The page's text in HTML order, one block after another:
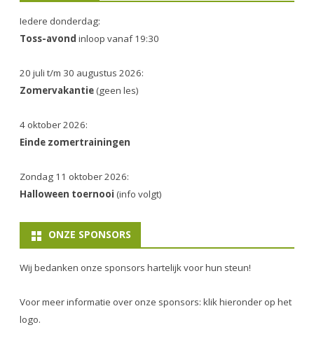
Iedere donderdag:
Toss-avond inloop vanaf 19:30
20 juli t/m 30 augustus 2026:
Zomervakantie(geen les)
4 oktober 2026:
Einde zomertrainingen
Zondag 11 oktober 2026:
Halloween toernooi (info volgt)
ONZE SPONSORS
Wij bedanken onze sponsors hartelijk voor hun steun!
Voor meer informatie over onze sponsors: klik hieronder op het
logo.